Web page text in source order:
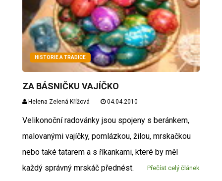
HISTORIE A TRADICE
ZA BÁSNIČKU VAJÍČKO
Helena Zelená Křížová 04.04.2010
Velikonoční radovánky jsou spojeny s beránkem,
malovanými vajíčky, pomlázkou, žilou, mrskačkou
nebo také tatarem a s říkankami, které by měl
každý správný mrskáč přednést.
Přečíst celý článek